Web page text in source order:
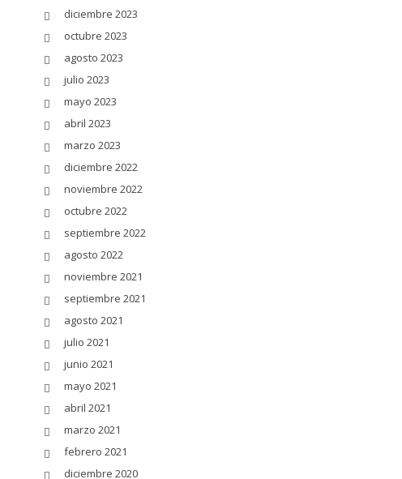
diciembre 2023
octubre 2023
agosto 2023
julio 2023
mayo 2023
abril 2023
marzo 2023
diciembre 2022
noviembre 2022
octubre 2022
septiembre 2022
agosto 2022
noviembre 2021
septiembre 2021
agosto 2021
julio 2021
junio 2021
mayo 2021
abril 2021
marzo 2021
febrero 2021
diciembre 2020